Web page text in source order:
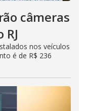
câmeras
nos veículos
é de R$ 236